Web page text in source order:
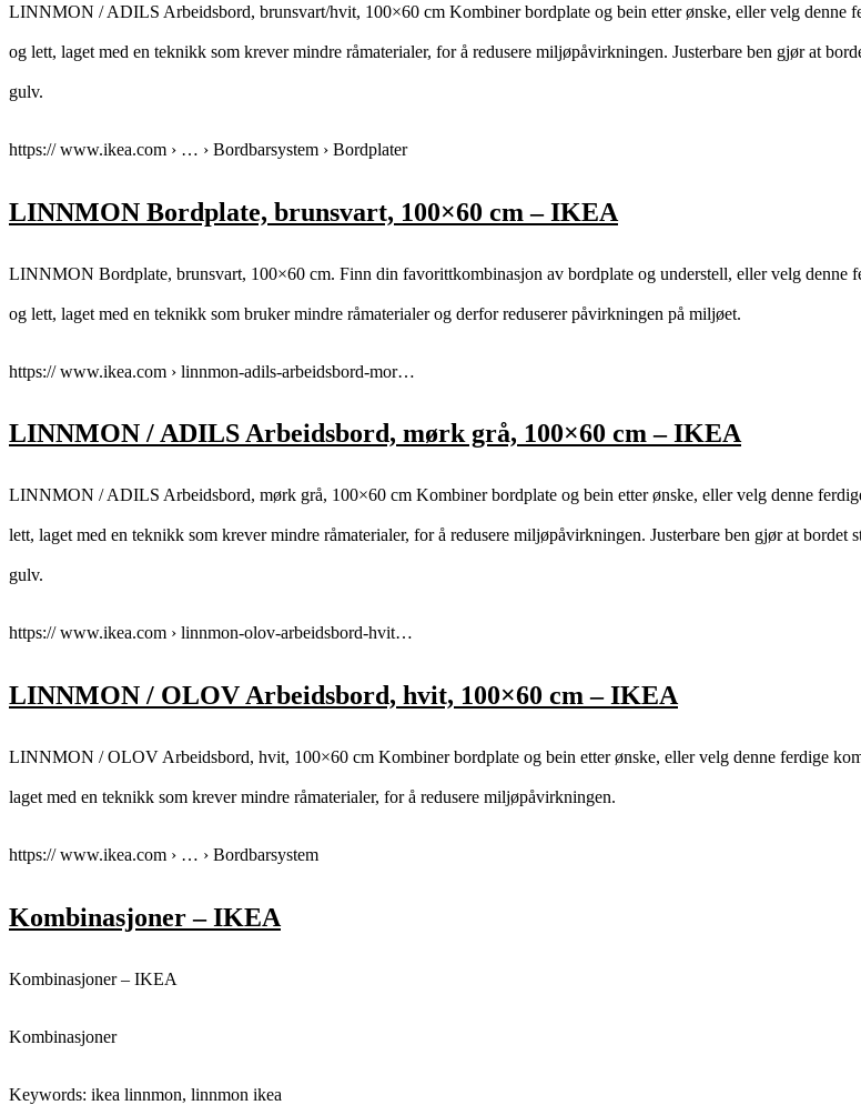
LINNMON / ADILS Arbeidsbord, brunsvart/hvit, 100×60 cm Kombiner bordplate og bein etter ønske, eller velg denne
og lett, laget med en teknikk som krever mindre råmaterialer, for å redusere miljøpåvirkningen. Justerbare ben gjør at
gulv.
https:// www.ikea.com › … › Bordbarsystem › Bordplater
LINNMON Bordplate, brunsvart, 100×60 cm – IKEA
LINNMON Bordplate, brunsvart, 100×60 cm. Finn din favorittkombinasjon av bordplate og understell, eller velg denne
og lett, laget med en teknikk som bruker mindre råmaterialer og derfor reduserer påvirkningen på miljøet.
https:// www.ikea.com › linnmon-adils-arbeidsbord-mor…
LINNMON / ADILS Arbeidsbord, mørk grå, 100×60 cm – IKEA
LINNMON / ADILS Arbeidsbord, mørk grå, 100×60 cm Kombiner bordplate og bein etter ønske, eller velg denne
lett, laget med en teknikk som krever mindre råmaterialer, for å redusere miljøpåvirkningen. Justerbare ben gjør at bordet
gulv.
https:// www.ikea.com › linnmon-olov-arbeidsbord-hvit…
LINNMON / OLOV Arbeidsbord, hvit, 100×60 cm – IKEA
LINNMON / OLOV Arbeidsbord, hvit, 100×60 cm Kombiner bordplate og bein etter ønske, eller velg denne ferdige
laget med en teknikk som krever mindre råmaterialer, for å redusere miljøpåvirkningen.
https:// www.ikea.com › … › Bordbarsystem
Kombinasjoner – IKEA
Kombinasjoner – IKEA
Kombinasjoner
Keywords: ikea linnmon, linnmon ikea